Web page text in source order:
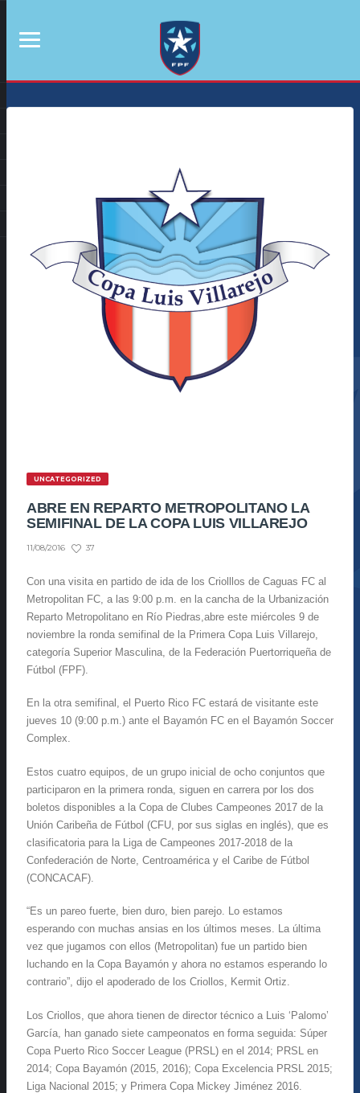
UNCATEGORIZED
ABRE EN REPARTO METROPOLITANO LA
SEMIFINAL DE LA COPA LUIS VILLAREJO
11/08/2016 37
Con una visita en partido de ida de los Criolllos de Caguas FC al
Metropolitan FC, a las 9:00 p.m. en la cancha de la Urbanización
Reparto Metropolitano en Río Piedras,abre este miércoles 9 de
noviembre la ronda semifinal de la Primera Copa Luis Villarejo,
categoría Superior Masculina, de la Federación Puertorriqueña de
Fútbol (FPF).
En la otra semifinal, el Puerto Rico FC estará de visitante este
jueves 10 (9:00 p.m.) ante el Bayamón FC en el Bayamón Soccer
Complex.
Estos cuatro equipos, de un grupo inicial de ocho conjuntos que
participaron en la primera ronda, siguen en carrera por los dos
boletos disponibles a la Copa de Clubes Campeones 2017 de la
Unión Caribeña de Fútbol (CFU, por sus siglas en inglés), que es
clasificatoria para la Liga de Campeones 2017-2018 de la
Confederación de Norte, Centroamérica y el Caribe de Fútbol
(CONCACAF).
“Es un pareo fuerte, bien duro, bien parejo. Lo estamos
esperando con muchas ansias en los últimos meses. La última
vez que jugamos con ellos (Metropolitan) fue un partido bien
luchando en la Copa Bayamón y ahora no estamos esperando lo
contrario”, dijo el apoderado de los Criollos, Kermit Ortiz.
Los Criollos, que ahora tienen de director técnico a Luis ‘Palomo’
García, han ganado siete campeonatos en forma seguida: Súper
Copa Puerto Rico Soccer League (PRSL) en el 2014; PRSL en
2014; Copa Bayamón (2015, 2016); Copa Excelencia PRSL 2015;
Liga Nacional 2015; y Primera Copa Mickey Jiménez 2016.